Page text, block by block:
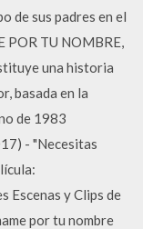
de sus padres en el
POR TU NOMBRE,
una historia
basada en la
de 1983
- "Necesitas
Escenas y Clips de
por tu nombre